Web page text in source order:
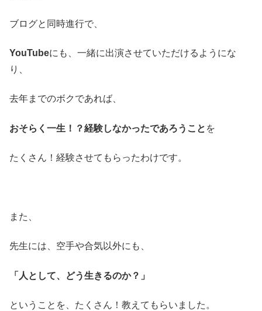
ブログと同時進行で、
YouTubeにも、一緒に出演させていただけるようにな
り、
去年までのボクであれば、
おそらく一生！？経験しなかったであろうこと を
たくさん！経験させてもらったわけです。
また、
先生には、空手や合気以外にも、
「人として、どう生きるのか？」
ということを、たくさん！教えてもらいました。